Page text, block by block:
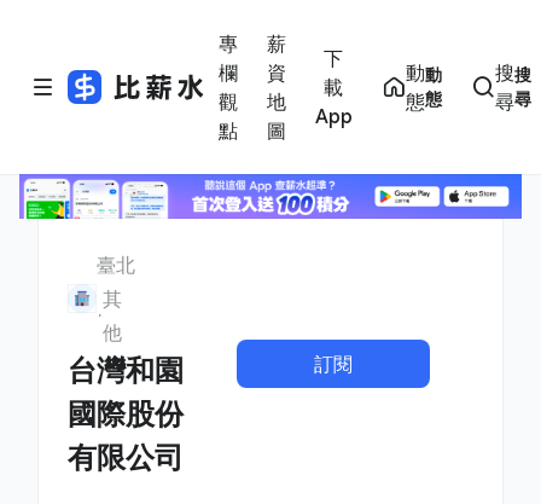
專
欄
觀
點
薪
資
地
圖
下
載
App
動
態
動
態
搜
尋
搜
尋
臺北
其
他
台灣和園
國際股份
有限公司
訂閱